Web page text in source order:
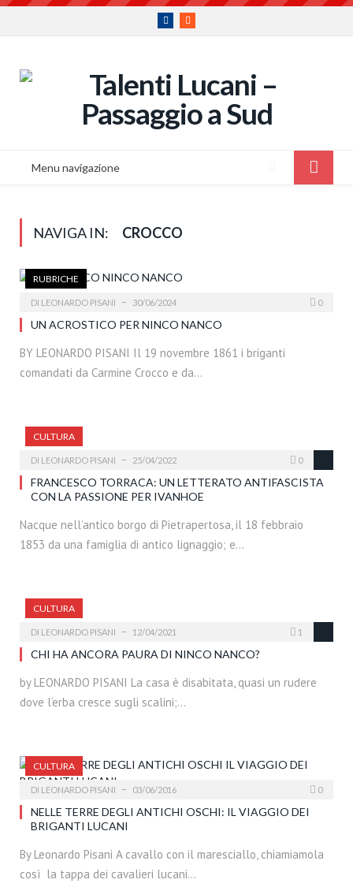
Facebook
RSS
Menu navigazione
NAVIGA IN: CROCCO
RUBRICHE
DI LEONARDO PISANI 30/06/2024 0
UN ACROSTICO PER NINCO NANCO
BY LEONARDO PISANI Il 19 novembre 1861 i briganti
comandati da Carmine Crocco e da…
CULTURA
DI LEONARDO PISANI 25/04/2022 0
FRANCESCO TORRACA: UN LETTERATO ANTIFASCISTA
CON LA PASSIONE PER IVANHOE
Nacque nell’antico borgo di Pietrapertosa, il 18 febbraio
1853 da una famiglia di antico lignaggio; e…
CULTURA
DI LEONARDO PISANI 12/04/2021 1
CHI HA ANCORA PAURA DI NINCO NANCO?
by LEONARDO PISANI La casa è disabitata, quasi un rudere
dove l’erba cresce sugli scalini;…
CULTURA
DI LEONARDO PISANI 03/06/2016 0
NELLE TERRE DEGLI ANTICHI OSCHI: IL VIAGGIO DEI
BRIGANTI LUCANI
By Leonardo Pisani A cavallo con il maresciallo, chiamiamola
così la tappa dei cavalieri lucani…